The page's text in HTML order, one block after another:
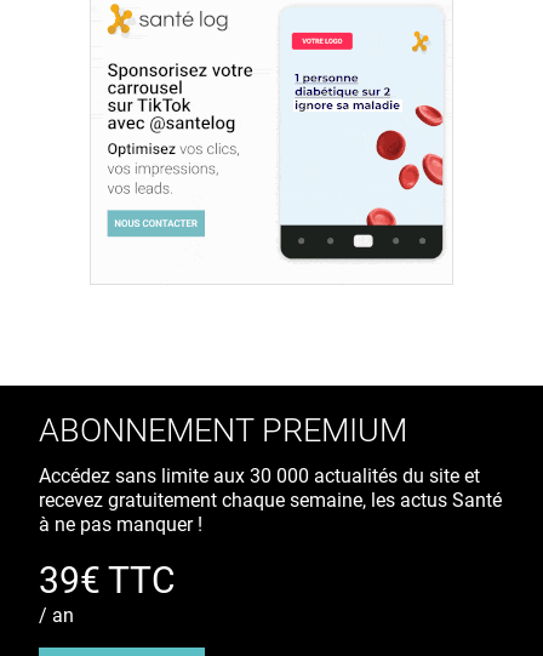
ABONNEMENT PREMIUM
Accédez sans limite aux 30 000 actualités du site et
recevez gratuitement chaque semaine, les actus Santé
à ne pas manquer !
39€ TTC
/ an